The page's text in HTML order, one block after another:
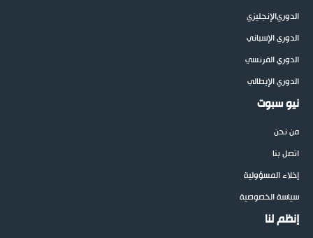
الدوريالإنجليزي
الدوري الإسباني
الدوري الفرنسي
الدوري الإيطالي
نيو سبوت
من نحن
اتصل بنا
إخلاء المسؤولية
سياسة الخصوصية
إنظم لنا